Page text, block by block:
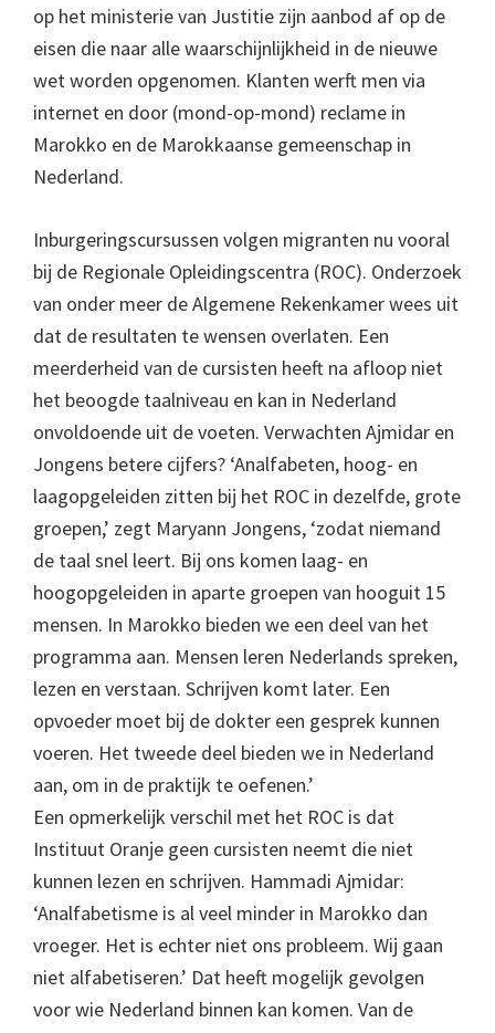
op het ministerie van Justitie zijn aanbod af op de
eisen die naar alle waarschijnlijkheid in de nieuwe
wet worden opgenomen. Klanten werft men via
internet en door (mond-op-mond) reclame in
Marokko en de Marokkaanse gemeenschap in
Nederland.
Inburgeringscursussen volgen migranten nu vooral
bij de Regionale Opleidingscentra (ROC). Onderzoek
van onder meer de Algemene Rekenkamer wees uit
dat de resultaten te wensen overlaten. Een
meerderheid van de cursisten heeft na afloop niet
het beoogde taalniveau en kan in Nederland
onvoldoende uit de voeten. Verwachten Ajmidar en
Jongens betere cijfers? ‘Analfabeten, hoog- en
laagopgeleiden zitten bij het ROC in dezelfde, grote
groepen,’ zegt Maryann Jongens, ‘zodat niemand
de taal snel leert. Bij ons komen laag- en
hoogopgeleiden in aparte groepen van hooguit 15
mensen. In Marokko bieden we een deel van het
programma aan. Mensen leren Nederlands spreken,
lezen en verstaan. Schrijven komt later. Een
opvoeder moet bij de dokter een gesprek kunnen
voeren. Het tweede deel bieden we in Nederland
aan, om in de praktijk te oefenen.’
Een opmerkelijk verschil met het ROC is dat
Instituut Oranje geen cursisten neemt die niet
kunnen lezen en schrijven. Hammadi Ajmidar:
‘Analfabetisme is al veel minder in Marokko dan
vroeger. Het is echter niet ons probleem. Wij gaan
niet alfabetiseren.’ Dat heeft mogelijk gevolgen
voor wie Nederland binnen kan komen. Van de